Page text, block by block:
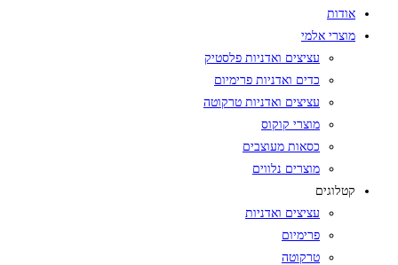
אודות
מוצרי אלמי
עציצים ואדניות פלסטיק
כדים ואדניות פרימיום
עציצים ואדניות טרקוטה
מוצרי קוקוס
כסאות מעוצבים
מוצרים נלווים
קטלוגים
עציצים ואדניות
פרימיום
טרקוטה